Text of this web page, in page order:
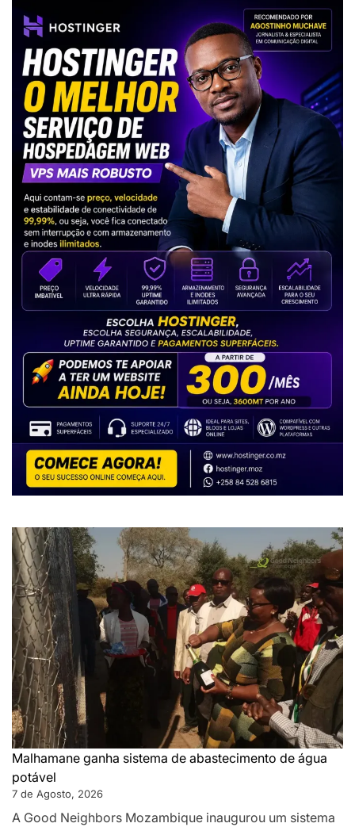
Malhamane ganha sistema de abastecimento de água
potável
7 de Agosto, 2026
A Good Neighbors Mozambique inaugurou um sistema